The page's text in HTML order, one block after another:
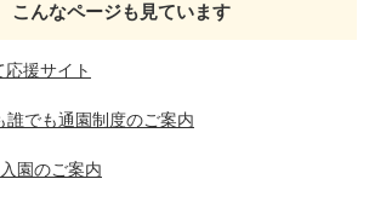
こんなページも見ています
援サイト
誰でも通園制度のご案内
園のご案内